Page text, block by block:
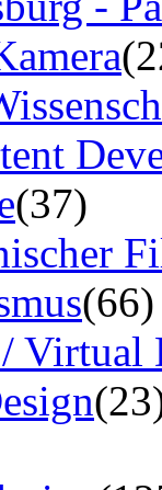
(37)
(66)
Virtual